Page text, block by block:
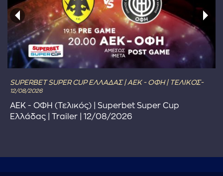
SUPERBET SUPER CUP ΕΛΛΑΔΑΣ | ΑΕΚ - ΟΦΗ | ΤΕΛΙΚΟΣ-
12/08/2026
ΑΕΚ - ΟΦΗ (Τελικός) | Superbet Super Cup
Ελλάδας | Trailer | 12/08/2026